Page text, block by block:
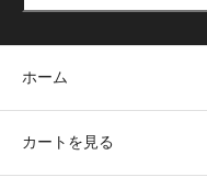
ホーム
カートを見る